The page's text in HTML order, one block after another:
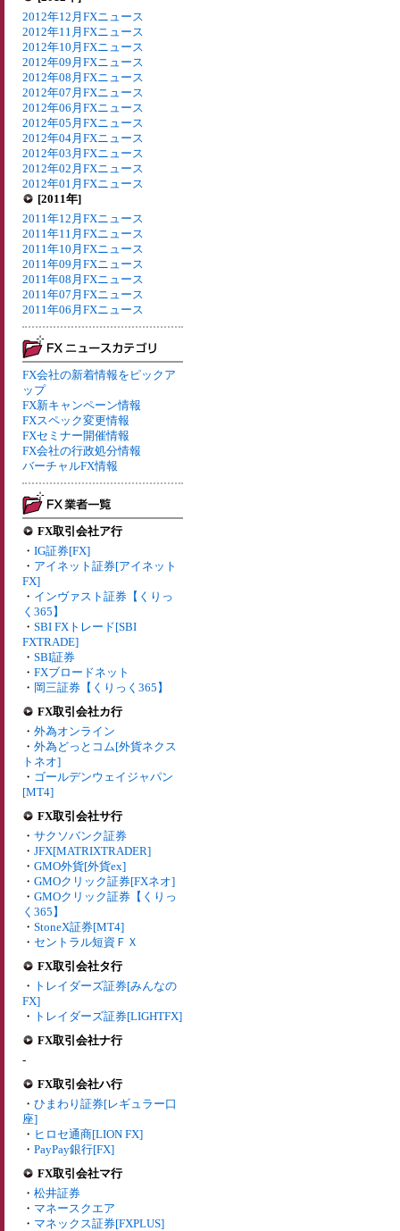
2012年12月FXニュース
2012年11月FXニュース
2012年10月FXニュース
2012年09月FXニュース
2012年08月FXニュース
2012年07月FXニュース
2012年06月FXニュース
2012年05月FXニュース
2012年04月FXニュース
2012年03月FXニュース
2012年02月FXニュース
2012年01月FXニュース
[2011年]
2011年12月FXニュース
2011年11月FXニュース
2011年10月FXニュース
2011年09月FXニュース
2011年08月FXニュース
2011年07月FXニュース
2011年06月FXニュース
FX会社の新着情報をピックア
ップ
FX新キャンペーン情報
FXスペック変更情報
FXセミナー開催情報
FX会社の行政処分情報
バーチャルFX情報
FX取引会社ア行
・ IG証券[FX]
・ アイネット証券[アイネット
FX]
・ インヴァスト証券【くりっ
く365】
・ SBI FXトレード[SBI
FXTRADE]
・ SBI証券
・ FXブロードネット
・ 岡三証券【くりっく365】
FX取引会社カ行
・ 外為オンライン
・ 外為どっとコム[外貨ネクス
トネオ]
・ ゴールデンウェイジャパン
[MT4]
FX取引会社サ行
・ サクソバンク証券
・ JFX[MATRIXTRADER]
・ GMO外貨[外貨ex]
・ GMOクリック証券[FXネオ]
・ GMOクリック証券【くりっ
く365】
・ StoneX証券[MT4]
・ セントラル短資ＦＸ
FX取引会社タ行
・ トレイダーズ証券[みんなの
FX]
・ トレイダーズ証券[LIGHTFX]
FX取引会社ナ行
-
FX取引会社ハ行
・ ひまわり証券[レギュラー口
座]
・ ヒロセ通商[LION FX]
・ PayPay銀行[FX]
FX取引会社マ行
・ 松井証券
・ マネースクエア
・ マネックス証券[FXPLUS]